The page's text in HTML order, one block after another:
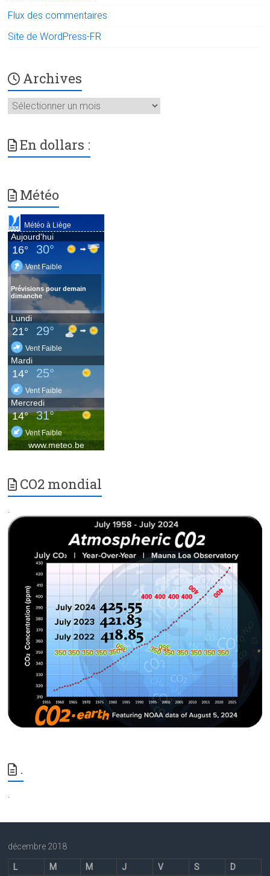
Flux des commentaires
Site de WordPress-FR
Archives
Archives
En dollars :
Météo
CO2 mondial
.
.
.
décembre 2018
L M M J V S D